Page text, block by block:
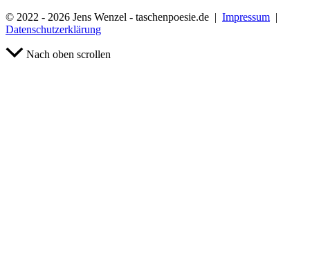
© 2022 - 2026 Jens Wenzel - taschenpoesie.de | Impressum |
Datenschutzerklärung
Nach oben scrollen